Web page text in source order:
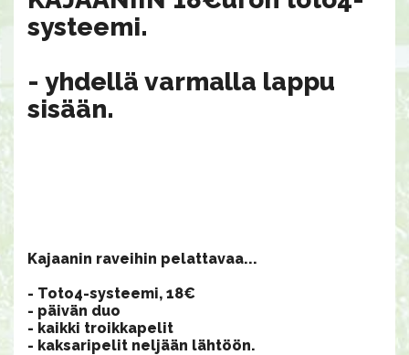
systeemi.
- yhdellä varmalla lappu
sisään.
Kajaanin raveihin pelattavaa...
- Toto4-systeemi, 18€
- päivän duo
- kaikki troikkapelit
- kaksaripelit neljään lähtöön.